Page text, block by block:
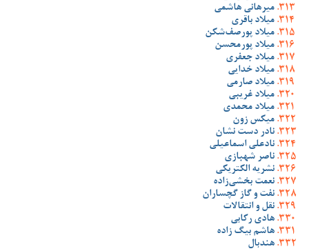
میرهانی هاشمی
میلاد باقری
میلاد پورصف‌شکن
میلاد پورمحسن
میلاد جعفری
میلاد خدایی
میلاد صارمی
میلاد غریبی
میلاد محمدی
میکس زون
نادر دست نشان
نادعلی اسماعیلی
ناصر شهبازی
نشریه الکتریکی
نعمت بخشی‌زاده
نفت و گاز گچساران
نقل و انتقالات
هادی رکابی
هاشم بیگ زاده
هندبال